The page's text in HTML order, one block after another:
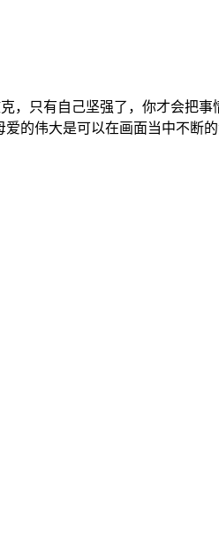
只有自己坚强了，你才会把
的伟大是可以在画面当中不断